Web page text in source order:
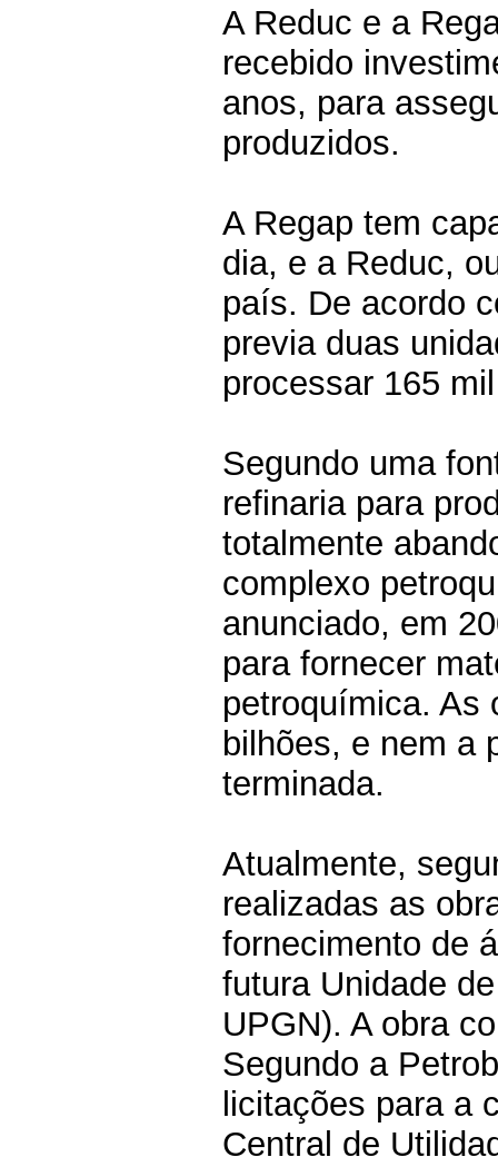
A Reduc e a
recebido
anos, para
produzidos.
A Regap tem
dia, e a Reduc,
país. De acordo
previa duas
processar 165
Segundo uma
refinaria para
totalmente
complexo
anunciado, em
para fornecer
petroquímica. As
bilhões, e nem a
terminada.
Atualmente,
realizadas as
fornecimento de
futura Unidade
UPGN). A obra
Segundo a
licitações para a
Central de